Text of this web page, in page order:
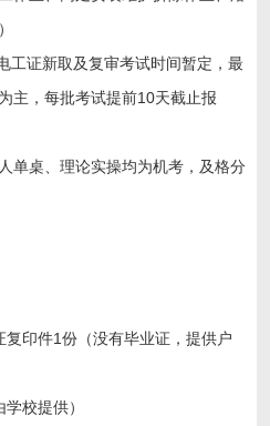
工证新取及复审考试时间暂定，最
主，每批考试提前10天截止报
单桌、理论实操均为机考，及格分
印件1份（没有毕业证，提供户
校提供）